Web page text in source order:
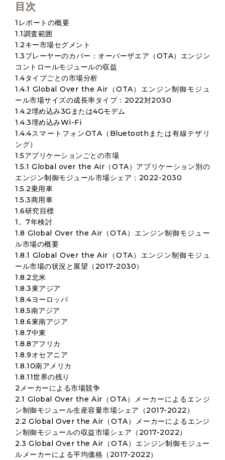
目次
1レポートの概要
1.1調査範囲
1.2キー市場セグメント
1.3プレーヤーのカバー：オーバーザエア（OTA）エンジン
コントロールモジュールの収益
1.4タイプごとの市場分析
1.4.1 Global Over the Air（OTA）エンジン制御モジュ
ール市場サイズの成長率タイプ：2022対2030
1.4.2埋め込み3Gまたは4Gモデム
1.4.3埋め込みWi-Fi
1.4.4スマートフォンOTA（Bluetoothまたは有線テザリ
ング）
1.5アプリケーションごとの市場
1.5.1 Global over the Air（OTA）アプリケーション別の
エンジン制御モジュール市場シェア：2022-2030
1.5.2乗用車
1.5.3商用車
1.6研究目標
1。7年検討
1.8 Global Over the Air（OTA）エンジン制御モジュー
ル市場の概要
1.8.1 Global Over the Air（OTA）エンジン制御モジュ
ール市場の状況と展望（2017-2030）
1.8.2北米
1.8.3東アジア
1.8.4ヨーロッパ
1.8.5南アジア
1.8.6東南アジア
1.8.7中東
1.8.8アフリカ
1.8.9オセアニア
1.8.10南アメリカ
1.8.11世界の残り
2メーカーによる市場競争
2.1 Global Over the Air（OTA）メーカーによるエンジ
ン制御モジュール生産容量市場シェア（2017-2022）
2.2 Global Over the Air（OTA）メーカーによるエンジ
ン制御モジュールの収益市場シェア（2017-2022）
2.3 Global Over the Air（OTA）エンジン制御モジュー
ルメーカーによる平均価格（2017-2022）